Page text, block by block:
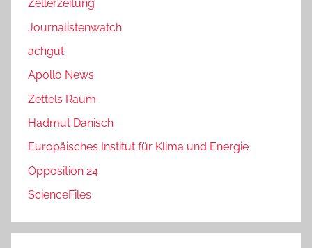
Zellerzeitung
Journalistenwatch
achgut
Apollo News
Zettels Raum
Hadmut Danisch
Europäisches Institut für Klima und Energie
Opposition 24
ScienceFiles